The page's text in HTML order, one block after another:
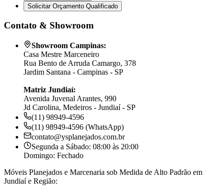
Solicitar Orçamento Qualificado
Contato & Showroom
Showroom Campinas:
Casa Mestre Marceneiro
Rua Bento de Arruda Camargo, 378
Jardim Santana - Campinas - SP
Matriz Jundiaí:
Avenida Juvenal Arantes, 990
Jd Carolina, Medeiros - Jundiaí - SP
(11) 98949-4596
(11) 98949-4596 (WhatsApp)
contato@ysplanejados.com.br
Segunda a Sábado: 08:00 às 20:00
Domingo: Fechado
Móveis Planejados e Marcenaria sob Medida de Alto Padrão em
Jundiaí e Região: